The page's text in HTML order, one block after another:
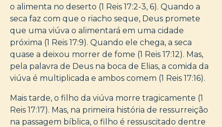
o alimenta no deserto (1 Reis 17:2-3, 6). Quando a
seca faz com que o riacho seque, Deus promete
que uma viúva o alimentará em uma cidade
próxima (1 Reis 17:9). Quando ele chega, a seca
quase a deixou morrer de fome (1 Reis 17:12). Mas,
pela palavra de Deus na boca de Elias, a comida da
viúva é multiplicada e ambos comem (1 Reis 17:16).
Mais tarde, o filho da viúva morre tragicamente (1
Reis 17:17). Mas, na primeira história de ressurreição
na passagem bíblica, o filho é ressuscitado dentre